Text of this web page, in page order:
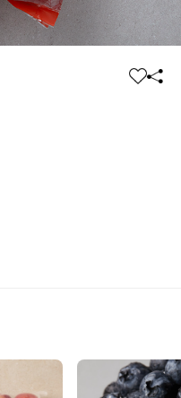
찜 공